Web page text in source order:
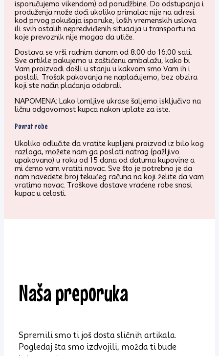
isporučujemo vikendom) od porudžbine. Do odstupanja i
produženja može doći ukoliko primalac nije na adresi
kod prvog pokušaja isporuke, loših vremenskih uslova
ili svih ostalih nepredviđenih situacija u transportu na
koje prevoznik nije mogao da utiče.
Dostava se vrši radnim danom od 8:00 do 16:00 sati.
Sve artikle pakujemo u zaštićenu ambalažu, kako bi
Vam proizvodi došli u stanju u kakvom smo Vam ih i
poslali. Trošak pakovanja ne naplaćujemo, bez obzira
koji ste način plaćanja odabrali.
NAPOMENA: Lako lomljive ukrase šaljemo isključivo na
ličnu odgovornost kupca nakon uplate za iste.
Povrat robe
Ukoliko odlučite da vratite kupljeni proizvod iz bilo kog
razloga, možete nam ga poslati natrag (pažljivo
upakovano) u roku od 15 dana od datuma kupovine a
mi ćemo vam vratiti novac. Sve što je potrebno je da
nam navedete broj tekućeg računa na koji želite da vam
vratimo novac. Troškove dostave vraćene robe snosi
kupac u celosti.
Naša preporuka
Spremili smo ti još dosta sličnih artikala.
Pogledaj šta smo izdvojili, možda ti bude